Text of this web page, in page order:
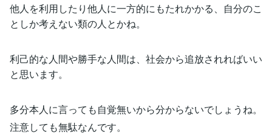
他人を利用したり他人に一方的にもたれかかる、自分のこ
としか考えない類の人とかね。
利己的な人間や勝手な人間は、社会から追放されればいい
と思います。
多分本人に言っても自覚無いから分からないでしょうね。
注意しても無駄なんです。